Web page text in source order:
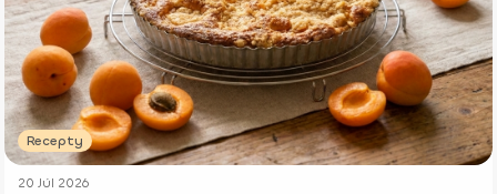
Recepty
20 Júl 2026